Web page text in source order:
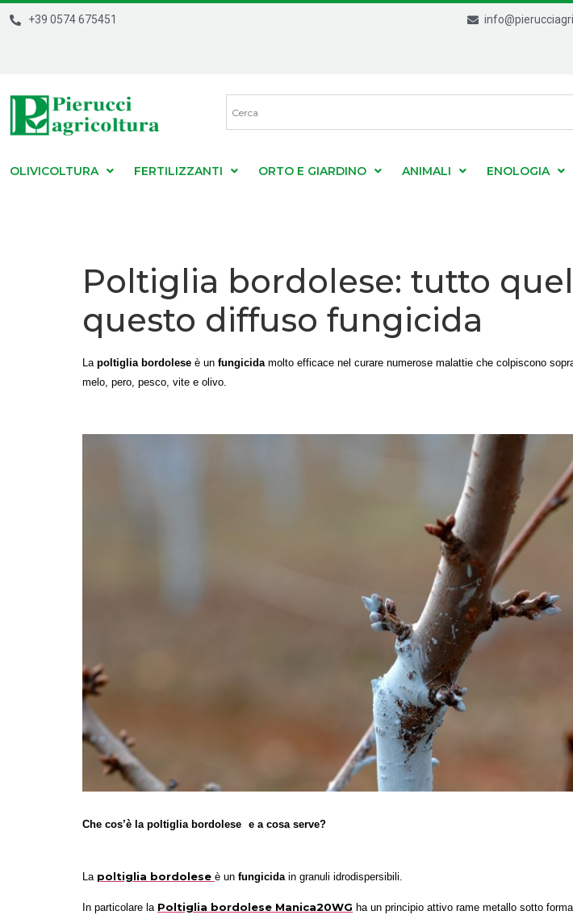
+39 0574 675451
OLIVICOLTURA FERTILIZZANTI ORTO E GIARDINO ANIMALI ENOLOGIA
Poltiglia bordolese: tutto
questo diffuso fungicida
La poltiglia bordolese è un fungicidamolto efficace nel curare numerose malattie che colpiscono
melo, pero, pesco, vite e olivo.
Che cos’è la poltiglia bordolese e a cosa serve?
La poltiglia bordolese è un fungicida in granuli idrodispersibili.
In particolare la Poltiglia bordolese Manica20WG ha un principio attivo rame metallo sotto